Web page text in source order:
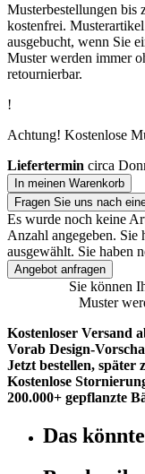
Musterbestellungen bis
kostenfrei.
ausgebucht, wenn Sie
Muster werden immer
retournierbar.
!
Achtung! Kostenlose
Liefertermin circa
In meinen Warenkorb
Fragen Sie uns nach
Es wurde noch keine
Anzahl angegeben. Sie
ausgewählt. Sie haben
Angebot anfragen
Sie können
Muster
Kostenloser Versand
Vorab Design-
Jetzt bestellen, später
Kostenlose
200.000+ gepflanzte
Das